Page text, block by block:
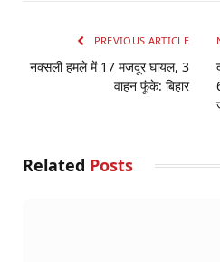
PREVIOUS ARTICLE
नक्सली हमले में 17 मजदूर घायल, 3
वाहन फूंके: बिहार
Related Posts